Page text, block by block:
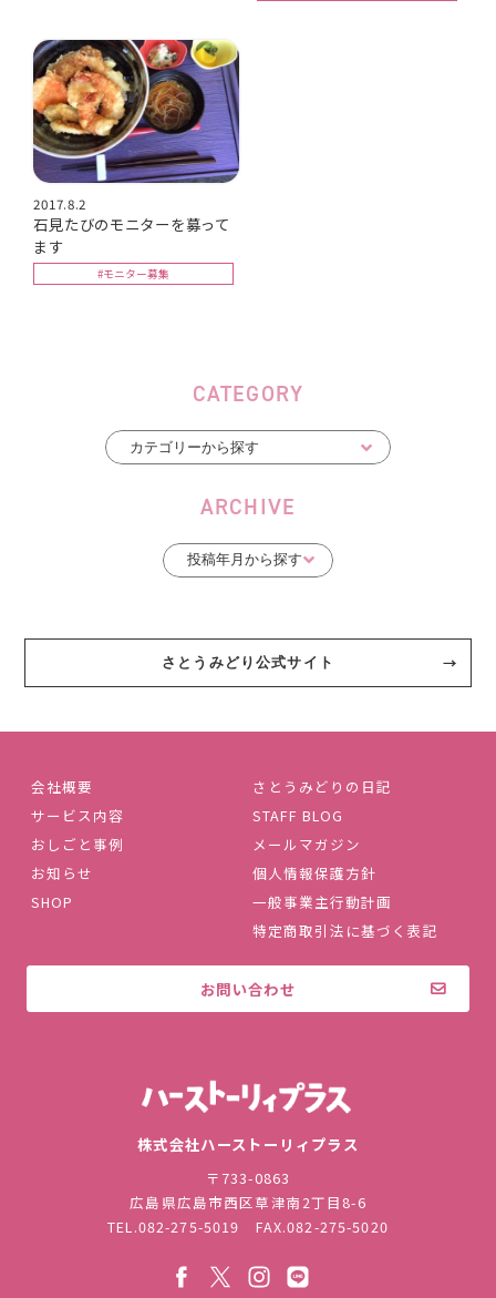
2017.8.2
石見たびのモニターを募って
ます
#モニター募集
CATEGORY
ARCHIVE
さとうみどり公式サイト
会社概要
サービス内容
おしごと事例
お知らせ
SHOP
さとうみどりの日記
STAFF BLOG
メールマガジン
個人情報保護方針
一般事業主行動計画
特定商取引法に基づく表記
お問い合わせ
株式会社ハーストーリィプラス
〒733-0863
広島県広島市西区草津南2丁目8-6
TEL.082-275-5019 FAX.082-275-5020